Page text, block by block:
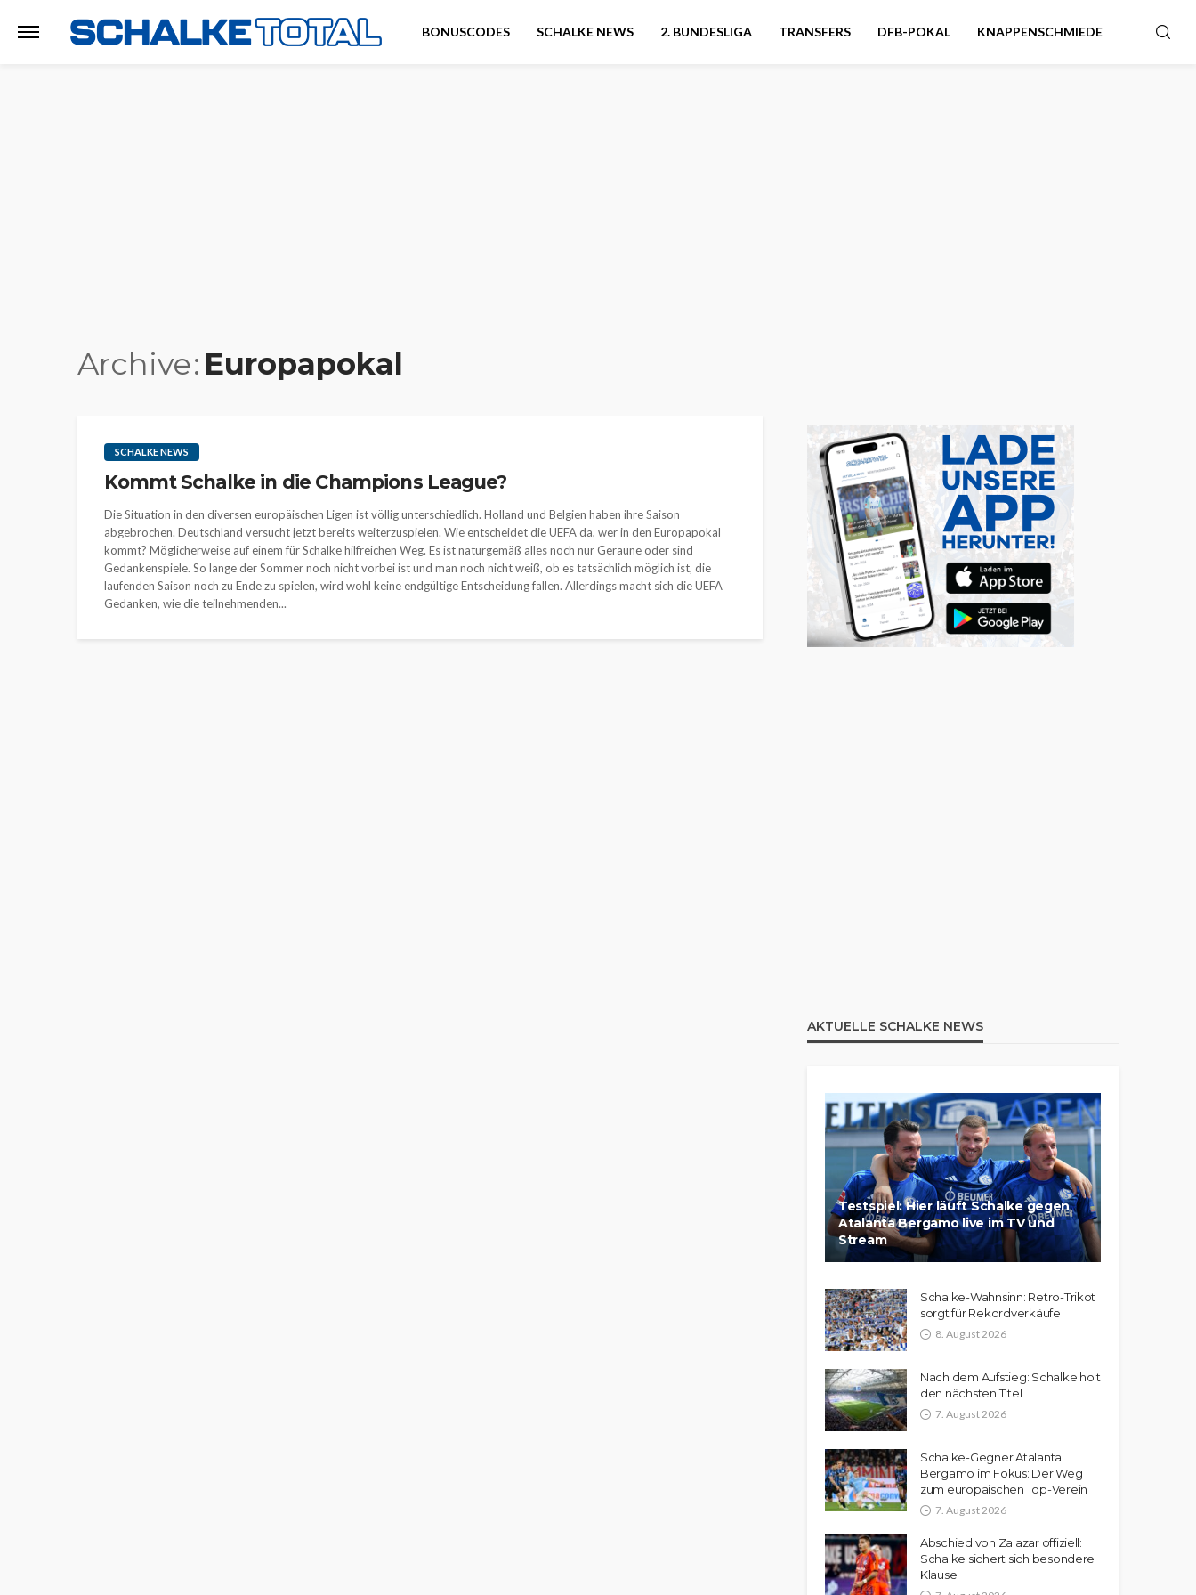
BONUSCODES SCHALKE NEWS 2. BUNDESLIGA TRANSFERS DFB-POKAL KNAPPENSCHMIEDE
Archive Europapokal
SCHALKE NEWS
Kommt Schalke in die Champions League?
Die Situation in den diversen europäischen Ligen ist völlig unterschiedlich. Holland und Belgien haben ihre Saison
abgebrochen. Deutschland versucht jetzt bereits weiterzuspielen. Wie entscheidet die UEFA da, wer in den Europapokal
kommt? Möglicherweise auf einem für Schalke hilfreichen Weg. Es ist naturgemäß alles noch nur Geraune oder sind
Gedankenspiele. So lange der Sommer noch nicht vorbei ist und man noch nicht weiß, ob es tatsächlich möglich ist, die
laufenden Saison noch zu Ende zu spielen, wird wohl keine endgültige Entscheidung fallen. Allerdings macht sich die UEFA
Gedanken, wie die teilnehmenden...
AKTUELLE SCHALKE NEWS
Testspiel: Hier läuft Schalke gegen
Atalanta Bergamo live im TV und
Stream
Schalke-Wahnsinn: Retro-Trikot
sorgt für Rekordverkäufe
8. August 2026
Nach dem Aufstieg: Schalke holt
den nächsten Titel
7. August 2026
Schalke-Gegner Atalanta
Bergamo im Fokus: Der Weg
zum europäischen Top-Verein
7. August 2026
Abschied von Zalazar offiziell:
Schalke sichert sich besondere
Klausel